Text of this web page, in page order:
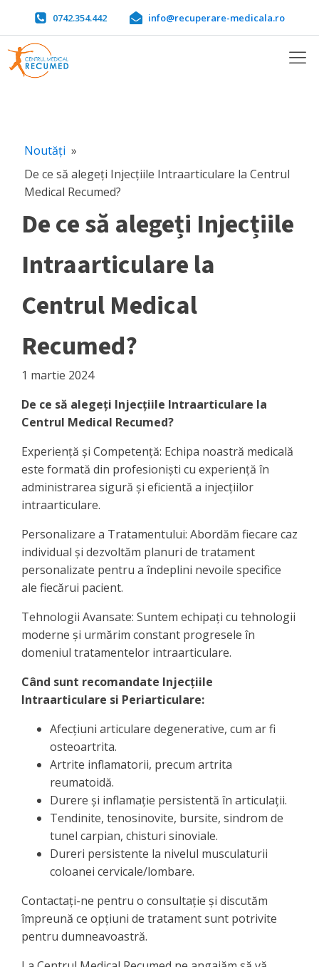
0742.354.442 info@recuperare-medicala.ro
Noutăți »
De ce să alegeți Injecțiile Intraarticulare la Centrul
Medical Recumed?
De ce să alegeți Injecțiile
Intraarticulare la
Centrul Medical
Recumed?
1 martie 2024
De ce să alegeți Injecțiile Intraarticulare la
Centrul Medical Recumed?
Experiență și Competență: Echipa noastră medicală
este formată din profesioniști cu experiență în
administrarea sigură și eficientă a injecțiilor
intraarticulare.
Personalizare a Tratamentului: Abordăm fiecare caz
individual și dezvoltăm planuri de tratament
personalizate pentru a îndeplini nevoile specifice
ale fiecărui pacient.
Tehnologii Avansate: Suntem echipați cu tehnologii
moderne și urmărim constant progresele în
domeniul tratamentelor intraarticulare.
Când sunt recomandate Injecțiile
Intraarticulare si Periarticulare:
Afecțiuni articulare degenerative, cum ar fi
osteoartrita.
Artrite inflamatorii, precum artrita
reumatoidă.
Durere și inflamație persistentă în articulații.
Tendinite, tenosinovite, bursite, sindrom de
tunel carpian, chisturi sinoviale.
Dureri persistente la nivelul musculaturii
coloanei cervicale/lombare.
Contactați-ne pentru o consultație și discutăm
împreună ce opțiuni de tratament sunt potrivite
pentru dumneavoastră.